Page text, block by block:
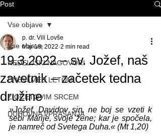
Post
Vse objave
NEDELJSKI NAGOVORI
DNEVI MED LETOM
Z OČETOVIM SRCEM
DUHOVNA VPRAŠANJA
Vse objave
19.3.2022 – sv. Jožef, naš
zavetnik – začetek tedna
družine
p. dr. Vili Lovše
Mar 18, 2022 2 min read
»Jožef, Davidov sin, ne boj se vzeti k
sebi Marije, svoje žene; kar je spočela,
je namreč od Svetega Duha.« (Mt 1,20)